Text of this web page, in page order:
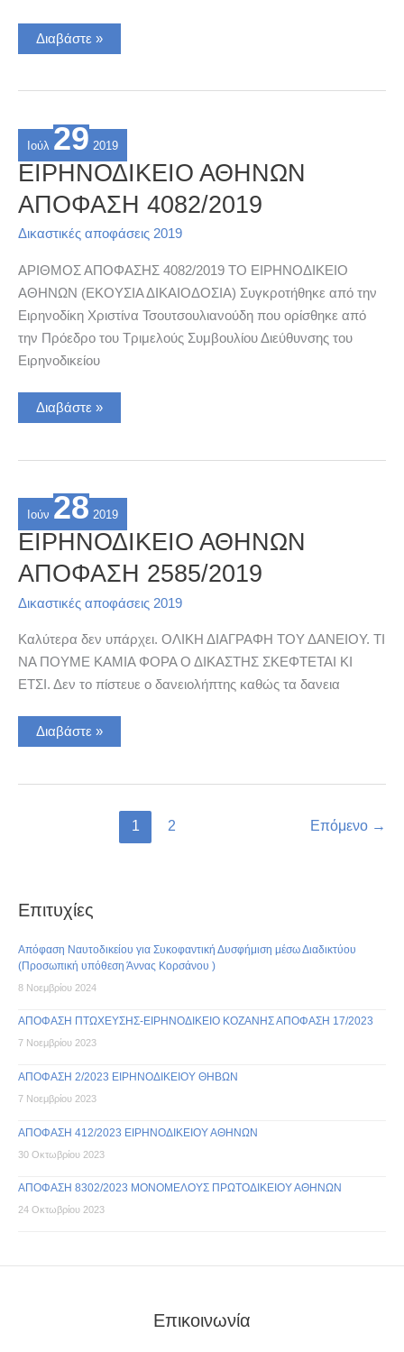
ΕΙΡΗΝΟΔΙΚΕΙΟ
ΑΘΗΝΩΝ
Διαβάστε »
Ιούλ 29 2019
ΕΙΡΗΝΟΔΙΚΕΙΟ ΑΘΗΝΩΝ
ΑΠΟΦΑΣΗ 4082/2019
Δικαστικές αποφάσεις 2019
ΑΡΙΘΜΟΣ ΑΠΟΦΑΣΗΣ 4082/2019 ΤΟ ΕΙΡΗΝΟΔΙΚΕΙΟ
ΑΘΗΝΩΝ (ΕΚΟΥΣΙΑ ΔΙΚΑΙΟΔΟΣΙΑ) Συγκροτήθηκε από την
Ειρηνοδίκη Χριστίνα Τσουτσουλιανούδη που ορίσθηκε από
την Πρόεδρο του Τριμελούς Συμβουλίου Διεύθυνσης του
Ειρηνοδικείου
ΕΙΡΗΝΟΔΙΚΕΙΟ
ΑΘΗΝΩΝ
Διαβάστε »
Ιούν 28 2019
ΕΙΡΗΝΟΔΙΚΕΙΟ ΑΘΗΝΩΝ
ΑΠΟΦΑΣΗ 2585/2019
Δικαστικές αποφάσεις 2019
Καλύτερα δεν υπάρχει. ΟΛΙΚΗ ΔΙΑΓΡΑΦΗ ΤΟΥ ΔΑΝΕΙΟΥ. ΤΙ
ΝΑ ΠΟΥΜΕ ΚΑΜΙΑ ΦΟΡΑ Ο ΔΙΚΑΣΤΗΣ ΣΚΕΦΤΕΤΑΙ ΚΙ
ΕΤΣΙ. Δεν το πίστευε ο δανειολήπτης καθώς τα δανεια
ΕΙΡΗΝΟΔΙΚΕΙΟ
ΑΘΗΝΩΝ
Διαβάστε »
1 2 Επόμενο →
Επιτυχίες
Απόφαση Ναυτοδικείου για Συκοφαντική Δυσφήμιση μέσω Διαδικτύου
(Προσωπική υπόθεση Άννας Κορσάνου )
8 Νοεμβρίου 2024
ΑΠΟΦΑΣΗ ΠΤΩΧΕΥΣΗΣ-ΕΙΡΗΝΟΔΙΚΕΙΟ ΚΟΖΑΝΗΣ ΑΠΟΦΑΣΗ 17/2023
7 Νοεμβρίου 2023
ΑΠΟΦΑΣΗ 2/2023 ΕΙΡΗΝΟΔΙΚΕΙΟΥ ΘΗΒΩΝ
7 Νοεμβρίου 2023
ΑΠΟΦΑΣΗ 412/2023 ΕΙΡΗΝΟΔΙΚΕΙΟΥ ΑΘΗΝΩΝ
30 Οκτωβρίου 2023
ΑΠΟΦΑΣΗ 8302/2023 ΜΟΝΟΜΕΛΟΥΣ ΠΡΩΤΟΔΙΚΕΙΟΥ ΑΘΗΝΩΝ
24 Οκτωβρίου 2023
Επικοινωνία